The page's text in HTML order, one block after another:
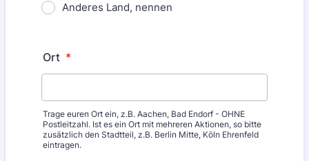
Anderes Land, nennen
Ort *
Trage euren Ort ein, z.B. Aachen, Bad Endorf - OHNE
Postleitzahl. Ist es ein Ort mit mehreren Aktionen, so bitte
zusätzlich den Stadtteil, z.B. Berlin Mitte, Köln Ehrenfeld
eintragen.